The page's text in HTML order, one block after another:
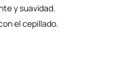
y suavidad.
el cepillado.